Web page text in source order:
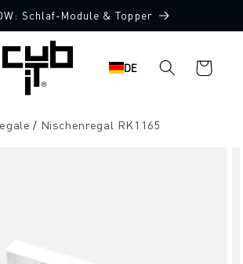
Schlaf-Module & Topper
DE Warenkorb
Nischenregal RK1165